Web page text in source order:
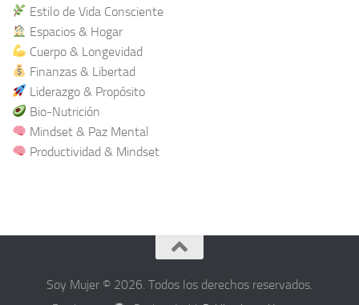
Estilo de Vida Consciente
Espacios & Hogar
Cuerpo & Longevidad
Finanzas & Libertad
Liderazgo & Propósito
Bio-Nutrición
Mindset & Paz Mental
Productividad & Mindset
Soy Mujer © 2026. Todos los derechos reservados.